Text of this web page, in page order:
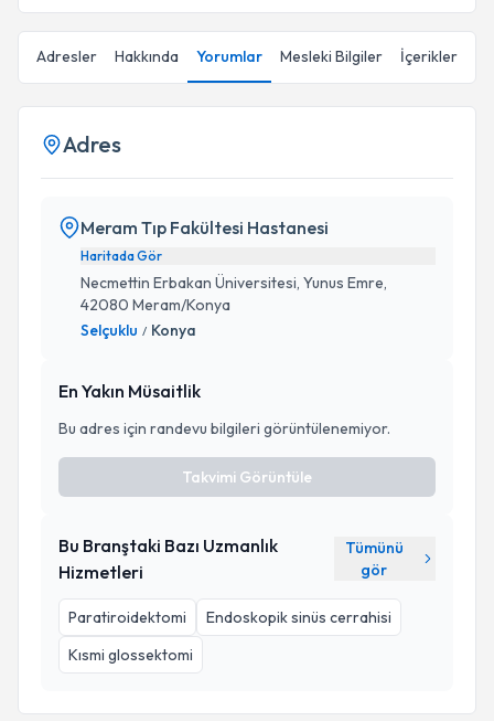
Adresler Hakkında Yorumlar Mesleki Bilgiler İçerikler
Adres
Meram Tıp Fakültesi Hastanesi
Haritada Gör
Necmettin Erbakan Üniversitesi, Yunus Emre,
42080 Meram/Konya
Selçuklu / Konya
En Yakın Müsaitlik
Bu adres için randevu bilgileri görüntülenemiyor.
Takvimi Görüntüle
Bu Branştaki Bazı Uzmanlık
Hizmetleri
Tümünü
gör
Paratiroidektomi
Endoskopik sinüs cerrahisi
Kısmi glossektomi